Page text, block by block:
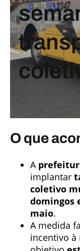
O que
A
implantar
coletivo
domingos
maio.
A medida
incentivo